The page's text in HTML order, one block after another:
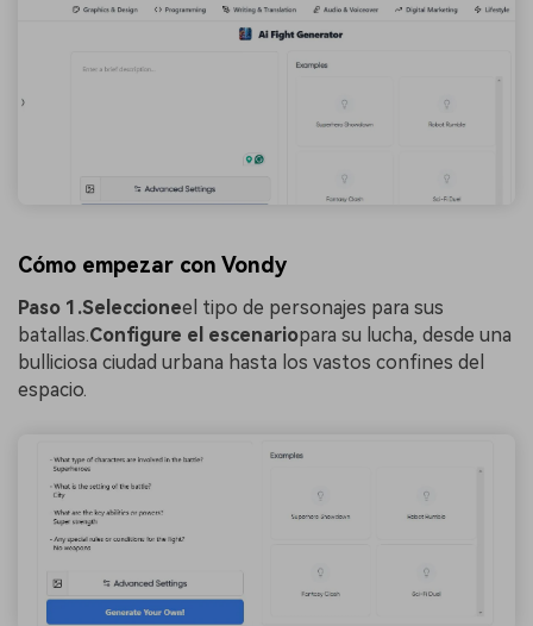
Cómo empezar con Vondy
Paso 1.Seleccioneel tipo de personajes para sus
batallas.Configure el escenariopara su lucha, desde una
bulliciosa ciudad urbana hasta los vastos confines del
espacio.